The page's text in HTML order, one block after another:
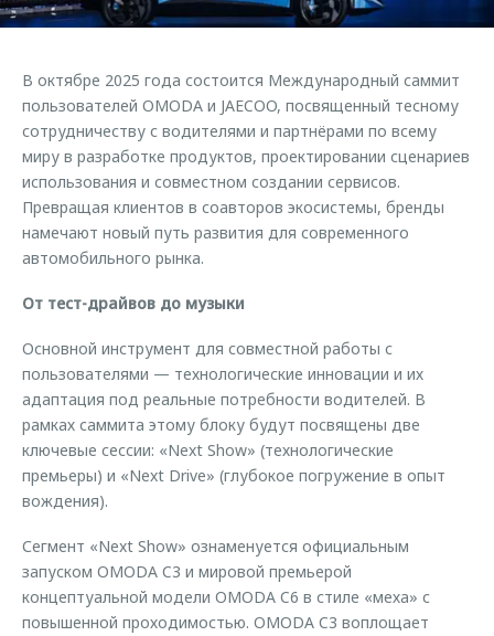
Страхование
Аксессуары
Одежда и сувениры
Оригинальные аксессуары
Запчасти
Трейд-ин
Клиентская поддержка
Клуб владельцев OMODA
Приложение O&J
Аксессуары
Одежда и сувениры
Оригинальные аксессуары
Обратная связь
В октябре 2025 года состоится Международный саммит
пользователей OMODA и JAECOO, посвященный тесному
сотрудничеству с водителями и партнёрами по всему
миру в разработке продуктов, проектировании сценариев
использования и совместном создании сервисов.
Превращая клиентов в соавторов экосистемы, бренды
намечают новый путь развития для современного
автомобильного рынка.
От тест-драйвов до музыки
Основной инструмент для совместной работы с
пользователями — технологические инновации и их
адаптация под реальные потребности водителей. В
рамках саммита этому блоку будут посвящены две
ключевые сессии: «Next Show» (технологические
премьеры) и «Next Drive» (глубокое погружение в опыт
вождения).
Сегмент «Next Show» ознаменуется официальным
запуском OMODA C3 и мировой премьерой
концептуальной модели OMODA C6 в стиле «меха» с
повышенной проходимостью. OMODA C3 воплощает